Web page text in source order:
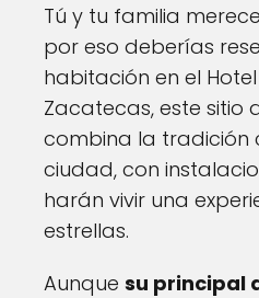
Tú y tu familia
por eso deberías
habitación en el
Zacatecas, este sitio
combina la tradición
ciudad, con
harán vivir una
estrellas.
Aunque su principal